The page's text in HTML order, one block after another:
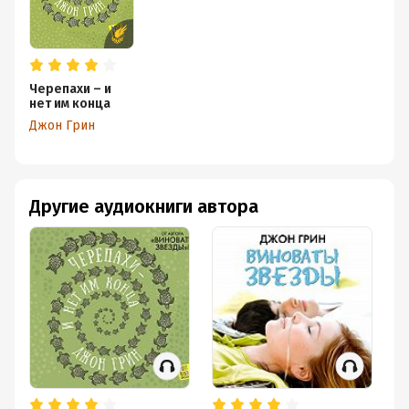
Черепахи – и
нет им конца
Джон Грин
Другие аудиокниги автора